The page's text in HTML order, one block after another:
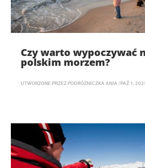
Czy warto wypoczywać
polskim morzem?
UTWORZONE PRZEZ PODRÓŻNICZKA ANIA | PAŹ 1,